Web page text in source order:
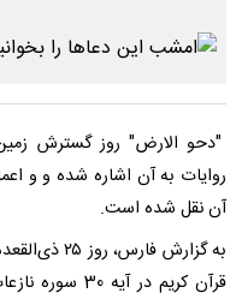
"دحو الارض" روز گسترش
روایات به آن اشاره شده و و
آن نقل شده است.
به گزارش
قرآن کریم در